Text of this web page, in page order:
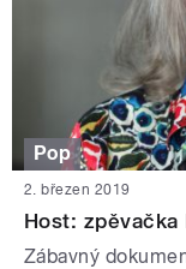
Pop
2. březen 2019
Host: zpěvačka
Zábavný